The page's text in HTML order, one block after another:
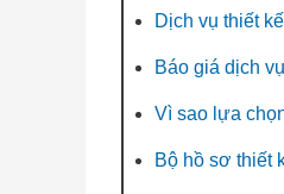
Dịch vụ thiết
Báo giá dịch
Vì sao lựa
Bộ hồ sơ thiết